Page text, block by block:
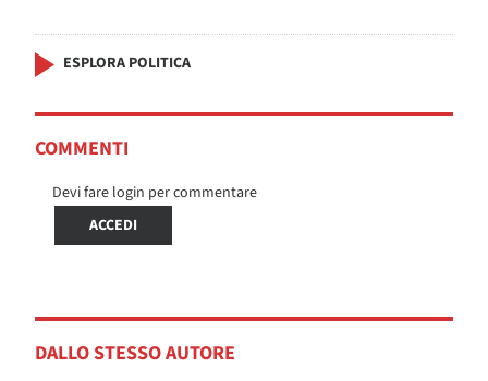
ESPLORA POLITICA
COMMENTI
Devi fare login per commentare
ACCEDI
DALLO STESSO AUTORE